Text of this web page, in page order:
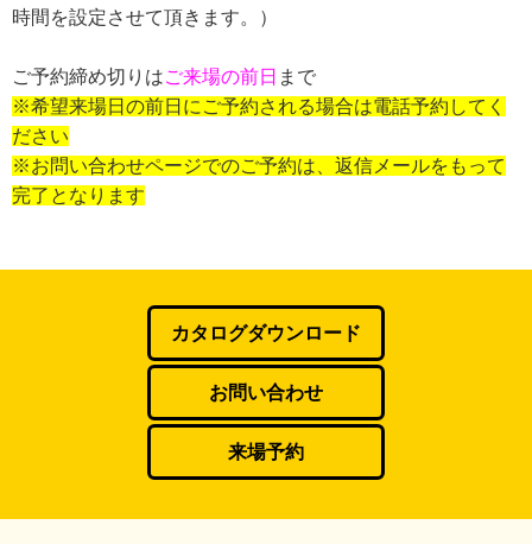
時間を設定させて頂きます。）
ご予約締め切りはご来場の前日 まで
※希望来場日の前日にご予約される場合は電話予約してく
ださい
※お問い合わせページでのご予約は、返信メールをもって
完了となります
カタログダウンロード
お問い合わせ
来場予約